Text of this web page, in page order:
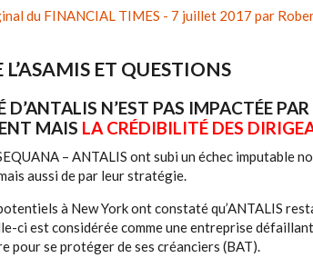
du FINANCIAL TIMES - 7 juillet 2017 par
L’ASAMIS ET QUESTIONS
D’ANTALIS N’EST PAS IMPACTÉE
MAIS LA CRÉDIBILITÉ DES
– ANTALIS ont subi un échec imputable
aussi de par leur stratégie.
à New York ont constaté qu’ANTALIS
ci est considérée comme une entreprise
pour se protéger de ses créanciers (BAT).